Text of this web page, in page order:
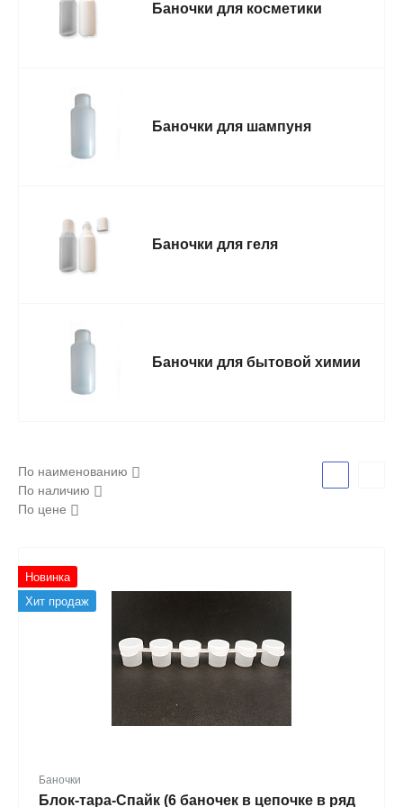
Баночки для косметики
Баночки для шампуня
Баночки для геля
Баночки для бытовой химии
По наименованию
По наличию
По цене
Новинка
Хит продаж
Баночки
Блок-тара-Спайк (6 баночек в цепочке в ряд